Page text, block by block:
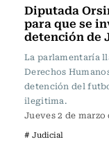
Diputada
para que se
detención de
La parlamentaría
Derechos
detención del
ilegitima.
Jueves 2 de marzo
# Judicial